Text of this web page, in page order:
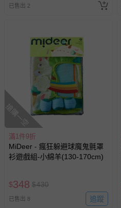
已售出 2
搶購一空
滿1件9折
MiDeer - 瘋狂躲避球魔鬼氈罩
衫遊戲組-小綿羊(130-170cm)
$348 $430
已售出 8 追蹤